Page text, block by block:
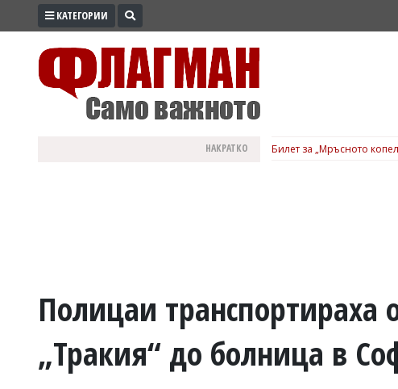
ПРОМО
ВОЙНАТА
УКРАЙНА
КАТЕГОРИИ
НАКРАТКО Билет за „Мръсното
Полицаи
„Тракия“ до болница в